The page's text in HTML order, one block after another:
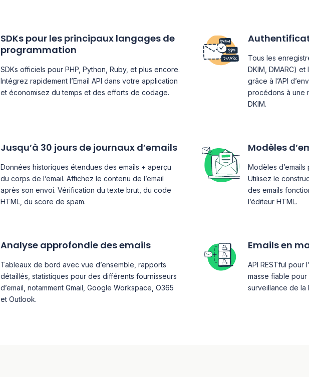
SDKs pour les principaux langages de
programmation
SDKs officiels pour PHP, Python, Ruby, et plus encore.
Intégrez rapidement l’Email API dans votre application
et économisez du temps et des efforts de codage.
Tous les
DKIM, DMARC)
grâce à l’API
procédons à une
DKIM.
Jusqu’à 30 jours de journaux d’emails
Données historiques étendues des emails + aperçu
du corps de l’email. Affichez le contenu de l’email
après son envoi. Vérification du texte brut, du code
HTML, du score de spam.
Modèles
Modèles
Utilisez le
des emails
l’éditeur HTML.
Analyse approfondie des emails
Tableaux de bord avec vue d’ensemble, rapports
détaillés, statistiques pour des différents fournisseurs
d’email, notamment Gmail, Google Workspace, O365
et Outlook.
Emails en
API RESTful pour
masse fiable
surveillance de la